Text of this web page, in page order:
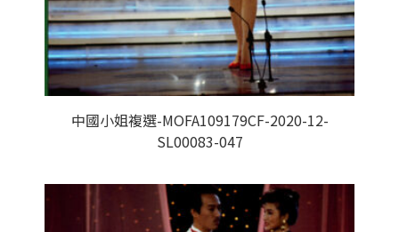
中國小姐複選-MOFA109179CF-2020-12-
SL00083-047